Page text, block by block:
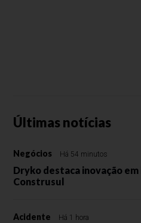
Últimas notícias
Negócios Há 54 minutos
Dryko destaca inovação
Construsul
Acidente Há 1 hora